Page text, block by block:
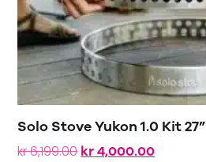
Solo Stove Yukon 1.0 Kit 27”
kr6,199.00 kr4,000.00